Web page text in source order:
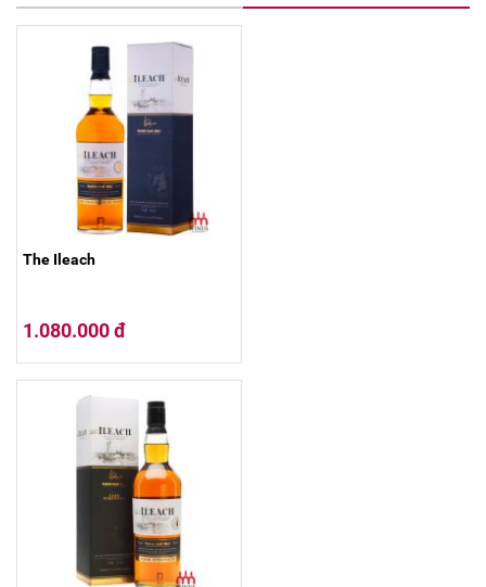
The Ileach
1.080.000 đ